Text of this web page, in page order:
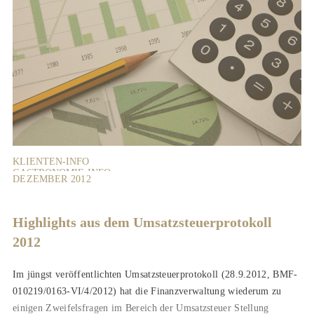
KLIENTEN-INFO
GASTRONOMIE-INFO
VERMIETER-INFO
DEZEMBER 2012
Highlights aus dem Umsatzsteuerprotokoll
2012
Im jüngst veröffentlichten Umsatzsteuerprotokoll (28.9.2012, BMF-
010219/0163-VI/4/2012) hat die Finanzverwaltung wiederum zu
einigen Zweifelsfragen im Bereich der Umsatzsteuer Stellung